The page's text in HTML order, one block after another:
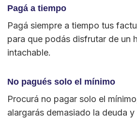
Pagá a tiempo
Pagá siempre a tiempo tus
para que podás disfrutar de un
intachable.
No pagués solo el mínimo
Procurá no pagar solo el
alargarás demasiado la deuda